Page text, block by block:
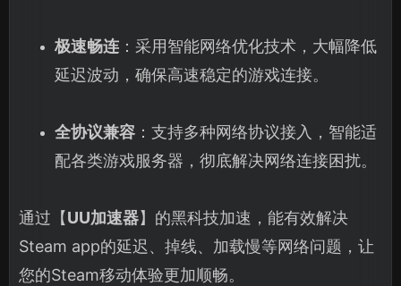
极速畅连：采用智能网络优化技术，大幅降低
延迟波动，确保高速稳定的游戏连接。
全协议兼容：支持多种网络协议接入，智能适
配各类游戏服务器，彻底解决网络连接困扰。
通过【UU加速器】的黑科技加速，能有效解决
Steam app的延迟、掉线、加载慢等网络问题，让
您的Steam移动体验更加顺畅。